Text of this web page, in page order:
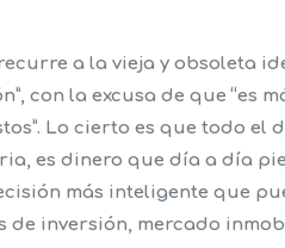
a la vieja y obsoleta
con la excusa de que “es
Lo cierto es que todo el
es dinero que día a día
más inteligente que
de inversión, mercado